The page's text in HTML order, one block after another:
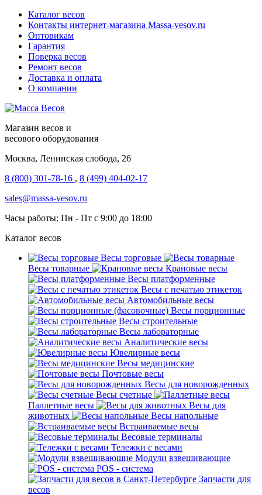
Каталог весов
Контакты интернет-магазина Мassa-vesov.ru
Оптовикам
Гарантия
Поверка весов
Ремонт весов
Доставка и оплата
О компании
Магазин весов и
весового оборудования
Москва, Ленинская слобода, 26
8 (800) 301-78-16 , 8 (499) 404-02-17
sales@massa-vesov.ru
Часы работы: Пн - Пт с 9:00 до 18:00
Каталог весов
Весы торговые
Весы товарные
Крановые весы
Весы платформенные
Весы с печатью этикеток
Автомобильные весы
Весы порционные
Весы строительные
Весы лабораторные
Аналитические весы
Ювелирные весы
Весы медицинские
Почтовые весы
Весы для новорожденных
Весы счетные
Паллетные весы
Весы для
животных
Весы напольные
Встраиваемые весы
Весовые терминалы
Тележки с весами
Модули взвешивающие
POS - система
Запчасти для
весов